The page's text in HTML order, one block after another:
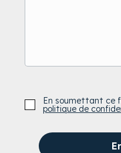
En soumettant ce
politique de